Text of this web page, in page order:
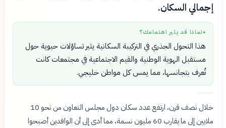
إجمالي السكان.
● لماذا قد يثير اهتمامك؟
هذا التحول الجذري في التركيبة السكانية يثير تساؤلات حيوية حول
مستقبل الهوية الوطنية والقيم الاجتماعية في مجتمعات كانت
تُعرف بتجانسها، مما يمس كل مواطن خليجي.
خلال نصف قرن، ارتفع عدد سكان دول مجلس التعاون من نحو 10
ملايين إلى ما يقارب 60 مليون نسمة، مما أدى إلى أن الوافدين أصبحوا